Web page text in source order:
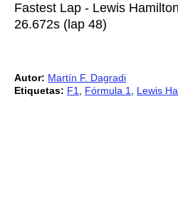
Fastest Lap - Lewis
26.672s (lap 48)
Autor: Martín F. Dagradi
Etiquetas: F1, Fórmula 1, Lewis